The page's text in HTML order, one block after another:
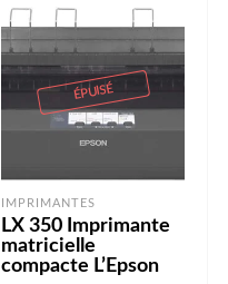
ÉPUISÉ
IMPRIMANTES
LX 350 Imprimante
matricielle
compacte L’Epson